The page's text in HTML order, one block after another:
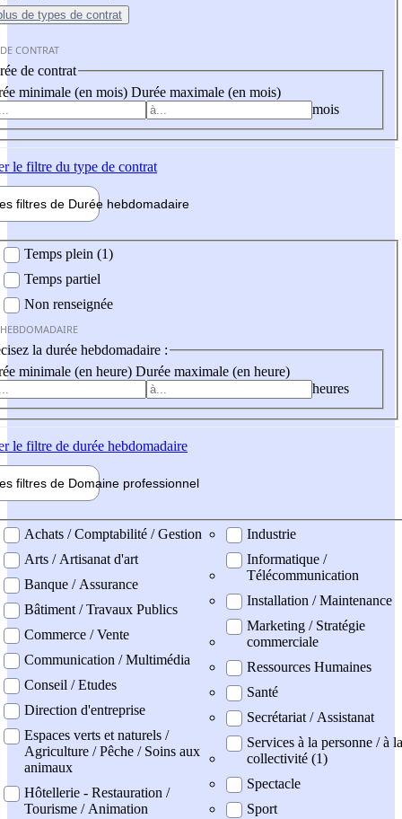
de types de contrat
CONTRAT
de contrat
minimale (en mois) Durée maximale (en mois)
mois
le filtre du type de contrat
filtres de Durée hebdomadaire
Temps plein (1)
Temps partiel
Non renseignée
la durée hebdomadaire :
minimale (en heure) Durée maximale (en heure)
heures
le filtre de durée hebdomadaire
filtres de Domaine professionnel
professionel
Achats / Comptabilité / Gestion
Arts / Artisanat d'art
Banque / Assurance
Bâtiment / Travaux Publics
Commerce / Vente
Communication / Multimédia
Conseil / Etudes
Direction d'entreprise
Espaces verts et naturels /
Agriculture / Pêche / Soins aux
animaux
Hôtellerie - Restauration /
Tourisme / Animation
Industrie
Informatique /
Télécommunication
Installation / Maintenance
Marketing / Stratégie
commerciale
Ressources Humaines
Santé
Secrétariat / Assistanat
Services à la personne / à la
collectivité (1)
Spectacle
Sport